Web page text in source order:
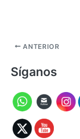
ANTERIOR
Síganos